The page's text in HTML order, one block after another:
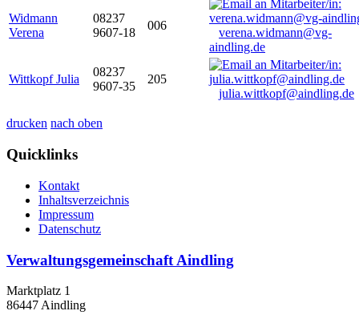
Widmann
Verena
08237
9607-18
006
verena.widmann@vg-
aindling.de
Wittkopf Julia
08237
9607-35
205
julia.wittkopf@aindling.de
drucken nach oben
Quicklinks
Kontakt
Inhaltsverzeichnis
Impressum
Datenschutz
Verwaltungsgemeinschaft Aindling
Marktplatz 1
86447 Aindling